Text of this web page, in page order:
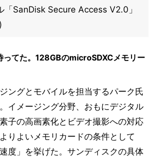
「SanDisk Secure Access V2.0」
ってた。128GBのmicroSDXCメモリー
ングとモバイルを担当するパーク氏
イメージング分野、おもにデジタル
子の高画素化とビデオ撮影への対応
りよいメモリカードの条件として
速度」を挙げた。サンディスクの具体